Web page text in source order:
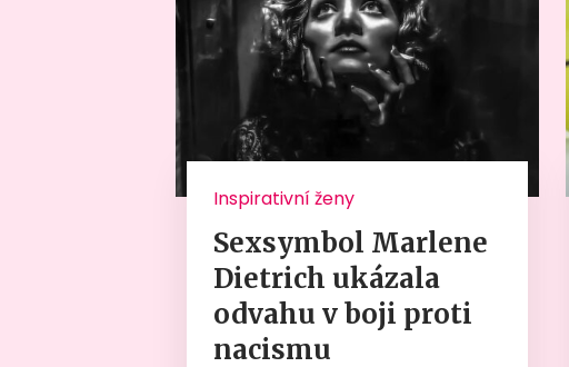
Inspirativní ženy
Sexsymbol Marlene
Dietrich ukázala
odvahu v boji proti
nacismu